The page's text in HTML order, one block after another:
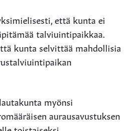
että kunta ei
talviuintipaikkaa.
kunta selvittää mahdollisia
myönsi
aurausavustuksen